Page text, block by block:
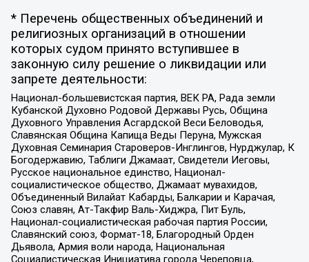
* Перечень общественных объединений и
религиозных организаций в отношении
которых судом принято вступившее в
законную силу решение о ликвидации или
запрете деятельности:
Национал-большевистская партия, ВЕК РА, Рада земли
Кубанской Духовно Родовой Державы Русь, Община
Духовного Управления Асгардской Веси Беловодья,
Славянская Община Капища Веды Перуна, Мужская
Духовная Семинария Староверов-Инглингов, Нурджулар, К
Богодержавию, Таблиги Джамаат, Свидетели Иеговы,
Русское национальное единство, Национал-
социалистическое общество, Джамаат мувахидов,
Объединенный Вилайат Кабарды, Балкарии и Карачая,
Союз славян, Ат-Такфир Валь-Хиджра, Пит Буль,
Национал-социалистическая рабочая партия России,
Славянский союз, Формат-18, Благородный Орден
Дьявола, Армия воли народа, Национальная
Социалистическая Инициатива города Череповца,